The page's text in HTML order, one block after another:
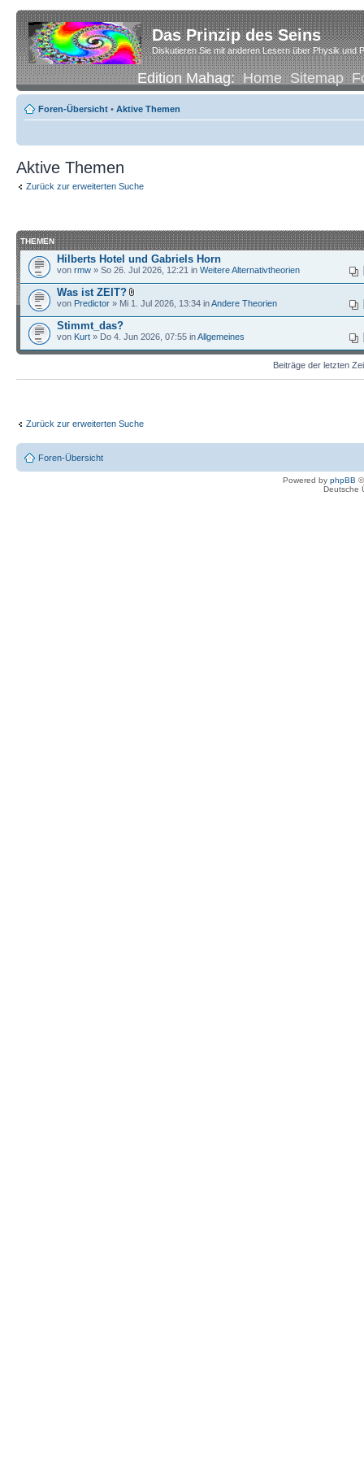
Das Prinzip des Seins
Diskutieren Sie mit anderen Lesern über Physik und
Edition Mahag:Home Sitemap
Foren-Übersicht • Aktive Themen
Aktive Themen
Zurück zur erweiterten Suche
THEMEN
Hilberts Hotel und Gabriels Horn
von rmw » So 26. Jul 2026, 12:21 in Weitere Alternativtheorien
Was ist ZEIT?
von Predictor » Mi 1. Jul 2026, 13:34 inAndere Theorien
Stimmt_das?
von Kurt » Do 4. Jun 2026, 07:55 inAllgemeines
Beiträge der letzten
Zurück zur erweiterten Suche
Foren-Übersicht
Powered by phpBB
Deutsche